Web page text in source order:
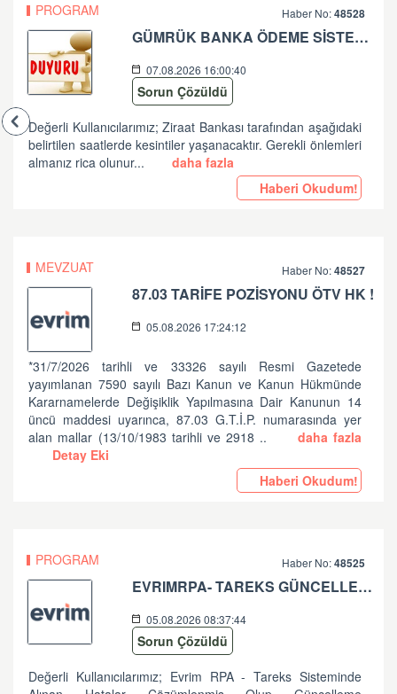
PROGRAM Haber No:48528
GÜMRÜK BANKA ÖDEME SİSTEMLERİ ZİRAAT BANKASI PLANLI ÇALIŞMA HK
07.08.2026 16:00:40
Sorun Çözüldü
Değerli Kullanıcılarımız; Ziraat Bankası tarafından aşağıdaki
belirtilen saatlerde kesintiler yaşanacaktır. Gerekli önlemleri
almanız rica olunur...
daha fazla
Haberi Okudum!
MEVZUAT Haber No:48527
87.03 TARİFE POZİSYONU ÖTV HK !
05.08.2026 17:24:12
*31/7/2026 tarihli ve 33326 sayılı Resmi Gazetede
yayımlanan 7590 sayılı Bazı Kanun ve Kanun Hükmünde
Kararnamelerde Değişiklik Yapılmasına Dair Kanunun 14
üncü maddesi uyarınca, 87.03 G.T.İ.P. numarasında yer
alan mallar (13/10/1983 tarihli ve 2918 ..
daha fazla
Detay Eki
Haberi Okudum!
PROGRAM Haber No:48525
EVRIMRPA- TAREKS GÜNCELLEMESI HAKKINDA (V: 11.50.2.6 BU VERSIYONDA EVRIMRPA- TAREKS MODULÜNDE GÜNCELLEME YAPILMIŞTIR. )
05.08.2026 08:37:44
Sorun Çözüldü
Değerli Kullanıcılarımız; Evrim RPA - Tareks Sisteminde